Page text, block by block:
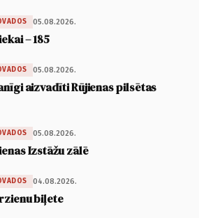
05.08.2026.
– 185
05.08.2026.
aizvadīti Rūjienas pilsētas
05.08.2026.
Izstāžu zālē
04.08.2026.
biļete